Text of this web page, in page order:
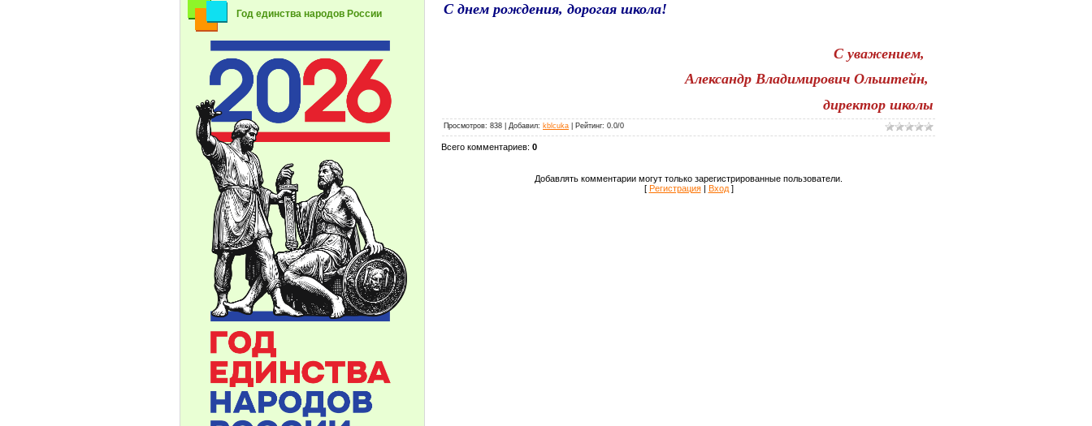
Год единства народов России С днем рождения, дорогая школа!
С уважением,
Александр Владимирович Ольштейн,
директор школы
Просмотров: 838 Добавил: kblcuka Рейтинг: 0.0/0
Всего комментариев: 0
Добавлять комментарии могут только зарегистрированные пользователи.
[ Регистрация| Вход]